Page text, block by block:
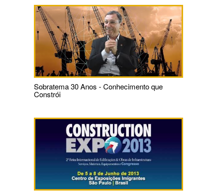
Sobratema 30 Anos - Conhecimento que
Constrói